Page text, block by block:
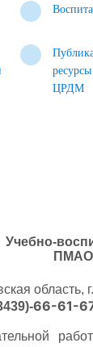
ЦРДМ
Учебно-
область,
66-61-